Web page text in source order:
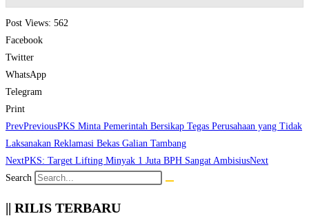
Post Views: 562
Facebook
Twitter
WhatsApp
Telegram
Print
PrevPreviousPKS Minta Pemerintah Bersikap Tegas Perusahaan yang Tidak
Laksanakan Reklamasi Bekas Galian Tambang
NextPKS: Target Lifting Minyak 1 Juta BPH Sangat AmbisiusNext
Search
|| RILIS TERBARU